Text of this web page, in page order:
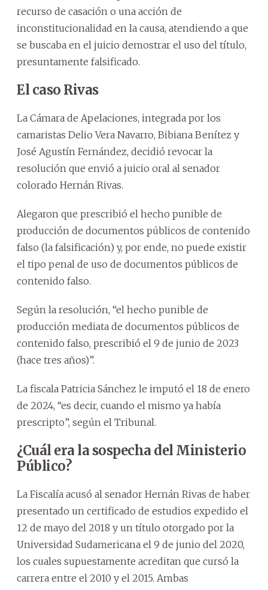
recurso de casación o una acción de
inconstitucionalidad en la causa, atendiendo a que
se buscaba en el juicio demostrar el uso del título,
presuntamente falsificado.
El caso Rivas
La Cámara de Apelaciones, integrada por los
camaristas Delio Vera Navarro, Bibiana Benítez y
José Agustín Fernández, decidió revocar la
resolución que envió a juicio oral al senador
colorado Hernán Rivas.
Alegaron que prescribió el hecho punible de
producción de documentos públicos de contenido
falso (la falsificación) y, por ende, no puede existir
el tipo penal de uso de documentos públicos de
contenido falso.
Según la resolución, “el hecho punible de
producción mediata de documentos públicos de
contenido falso, prescribió el 9 de junio de 2023
(hace tres años)”.
La fiscala Patricia Sánchez le imputó el 18 de enero
de 2024, “es decir, cuando el mismo ya había
prescripto”, según el Tribunal.
¿Cuál era la sospecha del Ministerio
Público?
La Fiscalía acusó al senador Hernán Rivas de haber
presentado un certificado de estudios expedido el
12 de mayo del 2018 y un título otorgado por la
Universidad Sudamericana el 9 de junio del 2020,
los cuales supuestamente acreditan que cursó la
carrera entre el 2010 y el 2015. Ambas